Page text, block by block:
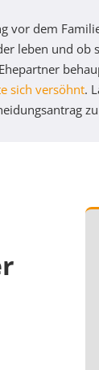
vor dem
leben und ob
sich versöhnt.